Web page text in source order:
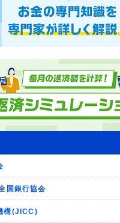
国銀行協会
構(JICC)